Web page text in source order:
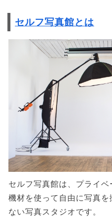
セルフ写真館とは
セルフ写真館は、プライ
機材を使って自由に写真
ない写真スタジオです。